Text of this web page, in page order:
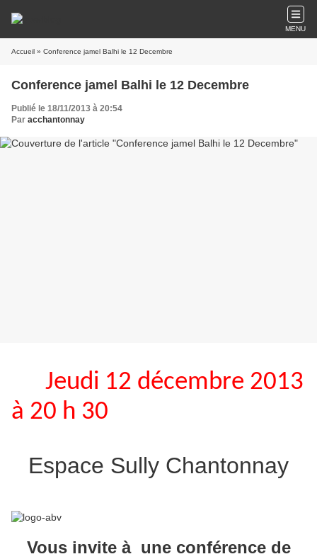
MENU
Accueil » Conference jamel Balhi le 12 Decembre
Conference jamel Balhi le 12 Decembre
Publié le 18/11/2013 à 20:54
Par acchantonnay
Jeudi 12 décembre 2013
à 20 h 30
Espace Sully Chantonnay
Vous invite à une conférence de